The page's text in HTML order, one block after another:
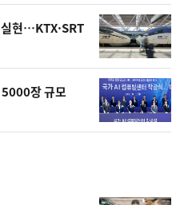
현…KTX·SRT
장 규모